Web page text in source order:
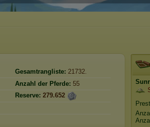
Gesamtrangliste: 21732.
Anzahl der Pferde: 55
Reserve: 279.652